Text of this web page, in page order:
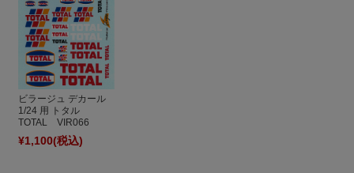
ビラージュ デカール
1/24 用 トタル
TOTAL VIR066
¥1,100(税込)